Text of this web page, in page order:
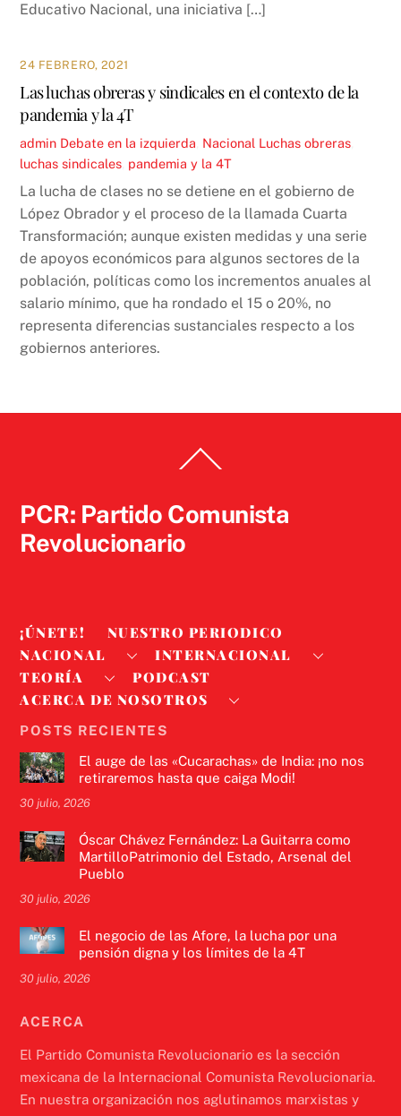
Educativo Nacional, una iniciativa […]
24 FEBRERO, 2021
Las luchas obreras y sindicales en el contexto de la
pandemia y la 4T
admin Debate en la izquierda Nacional Luchas obreras
luchas sindicales pandemia y la 4T
La lucha de clases no se detiene en el gobierno de
López Obrador y el proceso de la llamada Cuarta
Transformación; aunque existen medidas y una serie
de apoyos económicos para algunos sectores de la
población, políticas como los incrementos anuales al
salario mínimo, que ha rondado el 15 o 20%, no
representa diferencias sustanciales respecto a los
gobiernos anteriores.
To
PCR: Partido Comunista
Revolucionario
¡ÚNETE!
NUESTRO PERIODICO
NACIONAL
INTERNACIONAL
TEORÍA
PODCAST
ACERCA DE NOSOTROS
POSTS RECIENTES
El auge de las «Cucarachas» de India: ¡no nos
retiraremos hasta que caiga Modi!
30 julio, 2026
Óscar Chávez Fernández: La Guitarra como
MartilloPatrimonio del Estado, Arsenal del
Pueblo
30 julio, 2026
El negocio de las Afore, la lucha por una
pensión digna y los límites de la 4T
30 julio, 2026
ACERCA
El Partido Comunista Revolucionario es la sección
mexicana de la Internacional Comunista Revolucionaria.
En nuestra organización nos aglutinamos marxistas y